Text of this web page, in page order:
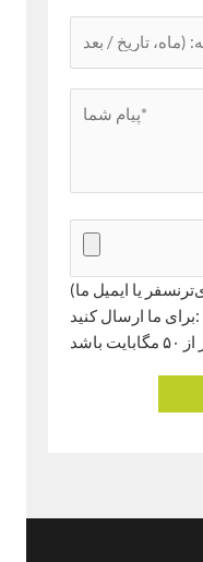
(لطفاً از طریق دراپ‌باکس یا وی‌ترنسفر یا ایمیل ما
برای ما ارسال کنید: